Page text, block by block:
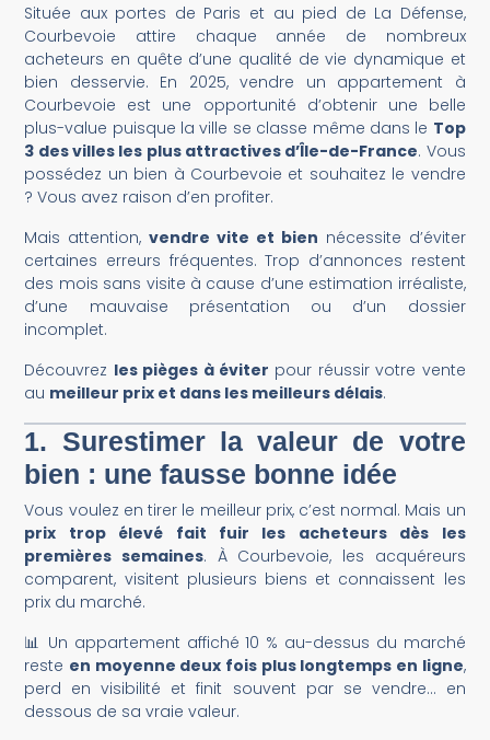
Située aux portes de Paris et au pied de La Défense,
Courbevoie attire chaque année de nombreux
acheteurs en quête d’une qualité de vie dynamique et
bien desservie. En 2025, vendre un appartement à
Courbevoie est une opportunité d’obtenir une belle
plus-value puisque la ville se classe même dans le Top
3 des villes les plus attractives d’Île-de-France. Vous
possédez un bien à Courbevoie et souhaitez le vendre
? Vous avez raison d’en profiter.
Mais attention,vendre vite et bien nécessite d’éviter
certaines erreurs fréquentes. Trop d’annonces restent
des mois sans visite à cause d’une estimation irréaliste,
d’une mauvaise présentation ou d’un dossier
incomplet.
Découvrez les pièges à éviter pour réussir votre vente
au meilleur prix et dans les meilleurs délais.
1. Surestimer la valeur de votre
bien : une fausse bonne idée
Vous voulez en tirer le meilleur prix, c’est normal. Mais un
prix trop élevé fait fuir les acheteurs dès les
premières semaines. À Courbevoie, les acquéreurs
comparent, visitent plusieurs biens et connaissent les
prix du marché.
📊 Un appartement affiché 10 % au-dessus du marché
reste en moyenne deux fois plus longtemps en ligne,
perd en visibilité et finit souvent par se vendre… en
dessous de sa vraie valeur.